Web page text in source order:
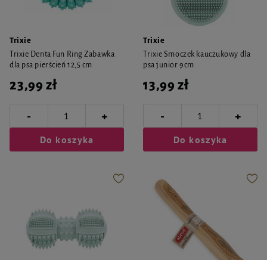
Trixie
Trixie Denta Fun Ring Zabawka
dla psa pierścień 12,5 cm
23,99 zł
- +
Do koszyka
Trixie
Trixie Smoczek kauczukowy dla
psa junior 9cm
13,99 zł
- +
Do koszyka